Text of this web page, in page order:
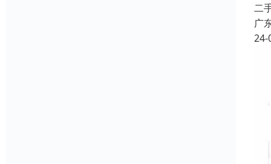
二
广
24-